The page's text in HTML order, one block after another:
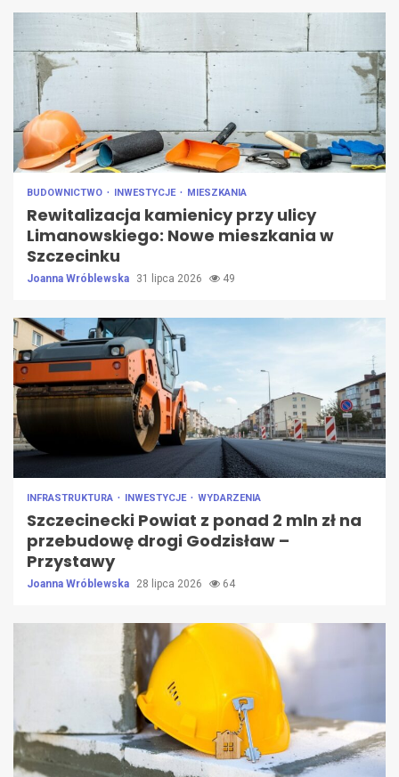
BUDOWNICTWO INWESTYCJE MIESZKANIA
Rewitalizacja kamienicy przy ulicy
Limanowskiego: Nowe mieszkania w
Szczecinku
Joanna Wróblewska 31 lipca 2026 49
INFRASTRUKTURA INWESTYCJE WYDARZENIA
Szczecinecki Powiat z ponad 2 mln zł na
przebudowę drogi Godzisław –
Przystawy
Joanna Wróblewska 28 lipca 2026 64